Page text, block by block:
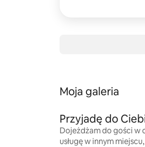
Moja galeria
Przyjadę do
Dojeżdżam do gości w
usługę w innym